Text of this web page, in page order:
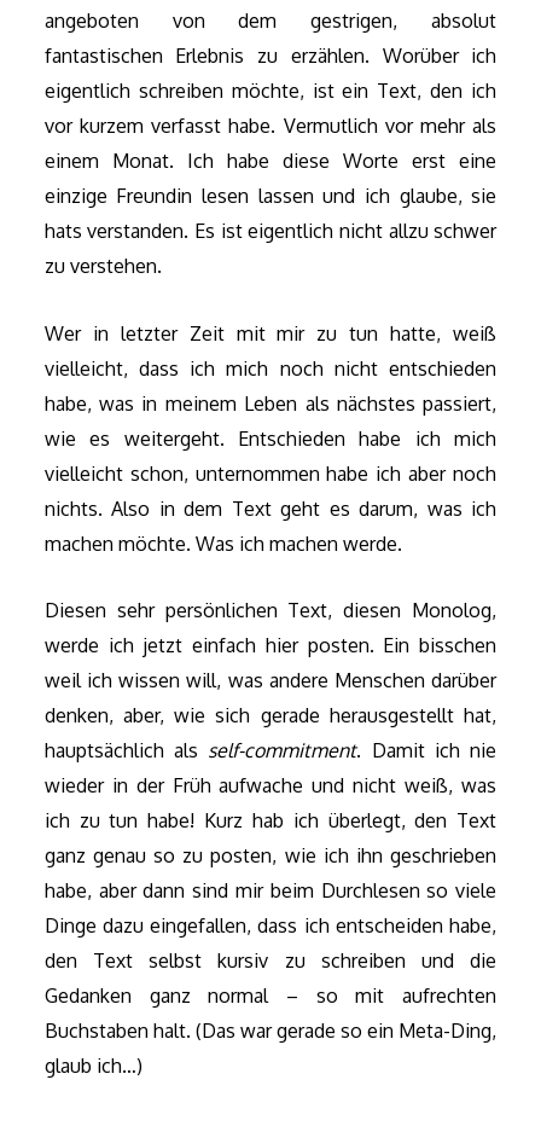
angeboten von dem gestrigen, absolut
fantastischen Erlebnis zu erzählen. Worüber ich
eigentlich schreiben möchte, ist ein Text, den ich
vor kurzem verfasst habe. Vermutlich vor mehr als
einem Monat. Ich habe diese Worte erst eine
einzige Freundin lesen lassen und ich glaube, sie
hats verstanden. Es ist eigentlich nicht allzu schwer
zu verstehen.
Wer in letzter Zeit mit mir zu tun hatte, weiß
vielleicht, dass ich mich noch nicht entschieden
habe, was in meinem Leben als nächstes passiert,
wie es weitergeht. Entschieden habe ich mich
vielleicht schon, unternommen habe ich aber noch
nichts. Also in dem Text geht es darum, was ich
machen möchte. Was ich machen werde.
Diesen sehr persönlichen Text, diesen Monolog,
werde ich jetzt einfach hier posten. Ein bisschen
weil ich wissen will, was andere Menschen darüber
denken, aber, wie sich gerade herausgestellt hat,
hauptsächlich als self-commitment. Damit ich nie
wieder in der Früh aufwache und nicht weiß, was
ich zu tun habe! Kurz hab ich überlegt, den Text
ganz genau so zu posten, wie ich ihn geschrieben
habe, aber dann sind mir beim Durchlesen so viele
Dinge dazu eingefallen, dass ich entscheiden habe,
den Text selbst kursiv zu schreiben und die
Gedanken ganz normal – so mit aufrechten
Buchstaben halt. (Das war gerade so ein Meta-Ding,
glaub ich…)